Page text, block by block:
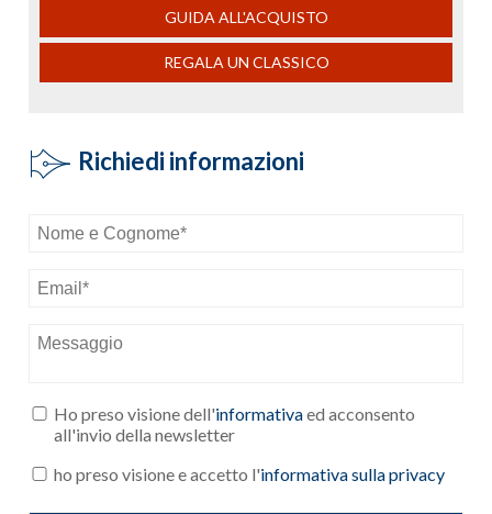
GUIDA ALL'ACQUISTO
REGALA UN CLASSICO
Richiedi informazioni